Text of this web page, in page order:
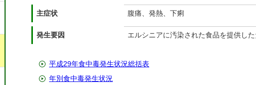
主症状 腹痛、発熱、下痢
発生要因 エルシニアに汚染された食品を提供し
平成29年食中毒発生状況総括表
年別食中毒発生状況